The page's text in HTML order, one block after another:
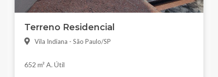
Terreno Residencial
Vila Indiana - São Paulo/SP
652 m² A. Útil